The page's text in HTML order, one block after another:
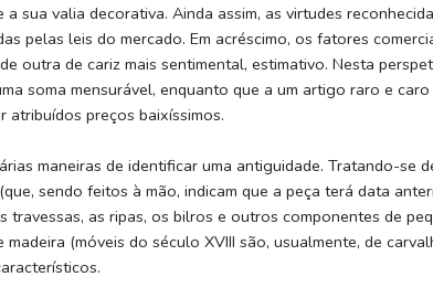
a sua valia decorativa. Ainda assim, as virtudes
pelas leis do mercado. Em acréscimo, os fatores
outra de cariz mais sentimental, estimativo. Nesta
soma mensurável, enquanto que a um artigo raro e
atribuídos preços baixíssimos.
maneiras de identificar uma antiguidade. Tratando-se
sendo feitos à mão, indicam que a peça terá data
travessas, as ripas, os bilros e outros componentes de
madeira (móveis do século XVIII são, usualmente, de